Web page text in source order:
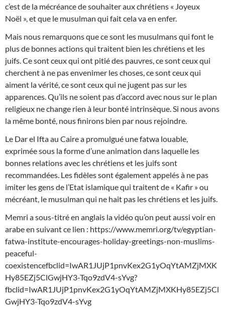
c’est de la mécréance de souhaiter aux chrétiens « Joyeux
Noël », et que le musulman qui fait cela va en enfer.
Mais nous remarquons que ce sont les musulmans qui font le
plus de bonnes actions qui traitent bien les chrétiens et les
juifs. Ce sont ceux qui ont pitié des pauvres, ce sont ceux qui
cherchent à ne pas envenimer les choses, ce sont ceux qui
aiment la vérité, ce sont ceux qui ne jugent pas sur les
apparences. Qu’ils ne soient pas d’accord avec nous sur le plan
religieux ne change rien à leur bonté intrinsèque. Si nous avons
la même bonté, nous finirons bien par nous rejoindre.
Le Dar el Ifta au Caire a promulgué une fatwa louable,
exprimée sous la forme d’une animation dans laquelle les
bonnes relations avec les chrétiens et les juifs sont
recommandées. Les fidèles sont également appelés à ne pas
imiter les gens de l’Etat islamique qui traitent de « Kafir » ou
mécréant, le musulman qui ne hait pas les chrétiens et les juifs.
Memri a sous-titré en anglais la vidéo qu’on peut aussi voir en
arabe en suivant ce lien : https://www.memri.org/tv/egyptian-
fatwa-institute-encourages-holiday-greetings-non-muslims-
peaceful-
coexistencefbclid=IwAR1JUjP1pnvKex2G1yOqYtAMZjMXK
Hy85EZj5ClGwjHY3-Tqo9zdV4-sYvg?
fbclid=IwAR1JUjP1pnvKex2G1yOqYtAMZjMXKHy85EZj5Cl
GwjHY3-Tqo9zdV4-sYvg